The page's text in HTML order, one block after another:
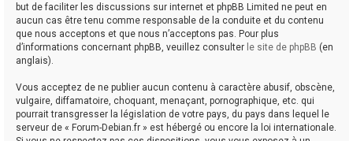
but de faciliter les discussions sur internet et phpBB Limited ne peut en
aucun cas être tenu comme responsable de la conduite et du contenu
que nous acceptons et que nous n’acceptons pas. Pour plus
d’informations concernant phpBB, veuillez consulter le site de phpBB (en
anglais).
Vous acceptez de ne publier aucun contenu à caractère abusif, obscène,
vulgaire, diffamatoire, choquant, menaçant, pornographique, etc. qui
pourrait transgresser la législation de votre pays, du pays dans lequel le
serveur de « Forum-Debian.fr » est hébergé ou encore la loi internationale.